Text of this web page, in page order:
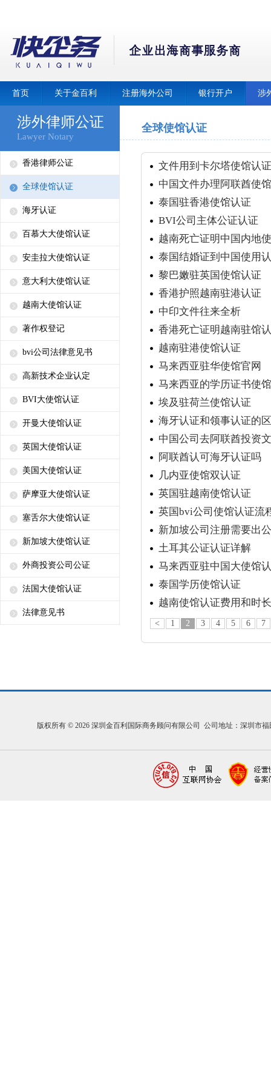
首页 关于金百利 注册海外公司 银行开户 涉
涉外律师公证
Lawyer Notary
香港律师公证
全球使馆认证
海牙认证
百慕大大使馆认证
安圭拉大使馆认证
意大利大使馆认证
越南大使馆认证
著作权登记
bvi公司法律意见书
高新技术企业认定
BVI大使馆认证
开曼大使馆认证
英国大使馆认证
美国大使馆认证
萨摩亚大使馆认证
塞舌尔大使馆认证
新加坡大使馆认证
外商投资公司公证
法国大使馆认证
法律意见书
全球使馆认证
文件用到卡尔塔使馆认
中国文件办理阿联酋使
泰国驻香港使馆认证
BVI公司主体公证认证
越南死亡证明中国内地
泰国结婚证到中国使用
黎巴嫩驻英国使馆认证
香港护照越南驻港认证
中印文件往来全析
香港死亡证明越南驻馆
越南驻港使馆认证
马来西亚驻华使馆官网
马来西亚的学历证书使
埃及驻荷兰使馆认证
海牙认证和领事认证的
中国公司去阿联酋投资
阿联酋认可海牙认证吗
几内亚使馆双认证
英国驻越南使馆认证
英国bvi公司使馆认证流
新加坡公司注册需要出
土耳其公证认证详解
马来西亚驻中国大使馆
泰国学历使馆认证
越南使馆认证费用和时长
< 1 2 3 4 5 6 7
版权所有 © 2026 深圳金百利国际商务顾问有限公司 公司地址：深圳市